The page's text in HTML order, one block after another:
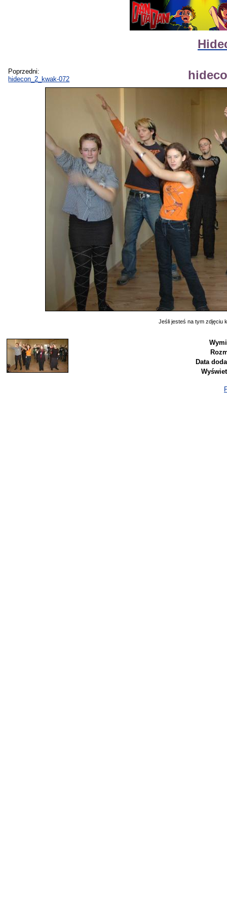
Poprzedni:
hidecon_2_kwak-072
Jeśli jesteś na tym zdjęciu
Data